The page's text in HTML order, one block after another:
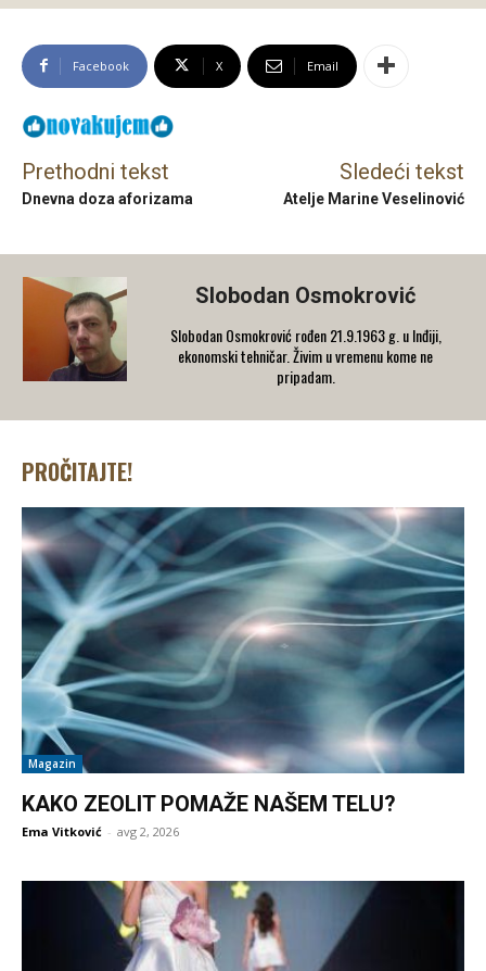
Facebook X Email
Prethodni tekst
Dnevna doza aforizama
Sledeći tekst
Atelje Marine Veselinović
Slobodan Osmokrović
Slobodan Osmokrović rođen 21.9.1963 g. u Inđiji,
ekonomski tehničar. Živim u vremenu kome ne
pripadam.
PROČITAJTE!
Magazin
KAKO ZEOLIT POMAŽE NAŠEM TELU?
Ema Vitković - avg 2, 2026